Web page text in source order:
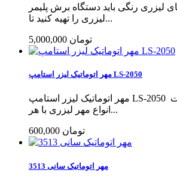
لیزری رنگی باید دستگاه برش پلیمر
لیزری را تهیه کنید تا...
5,000,000 تومان
مهر اتوماتیک لیزر استامپ LS-2050
مهر اتوماتیک لیزر استامپ LS-2050 مناسب برای ساخت
انواع مهر لیزری با هر...
600,000 تومان
مهر اتوماتیک سانی 3513